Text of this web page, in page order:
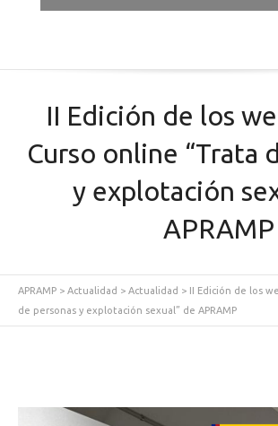
II Edición de los
Curso online “Trata
y explotación
APRAMP
APRAMP > Actualidad > Actualidad > II Edición de los
de personas y explotación sexual” de APRAMP